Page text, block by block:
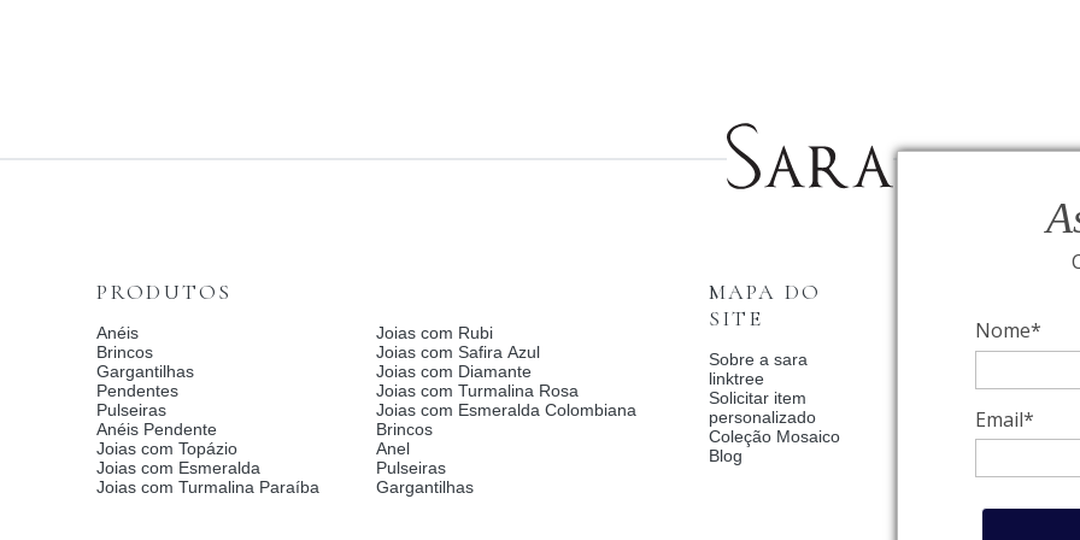
Nome*
Email*
Fale Conosco
Relógios BVLGARI
Condições de
Catalogo Dia Dos
Meus pedidos
MAPA DO
SITE
Sobre a sara
linktree
Solicitar item
personalizado
Blog
Coleção Mosaico
PRODUTOS
Anéis
Brincos
Gargantilhas
Pendentes
Pulseiras
Anéis Pendente
Joias com Topázio
Joias com Esmeralda
Joias com Turmalina Paraíba
Joias com Rubi
Joias com Safira Azul
Joias com Diamante
Joias com Turmalina Rosa
Joias com Esmeralda Colombiana
Brincos
Anel
Pulseiras
Gargantilhas